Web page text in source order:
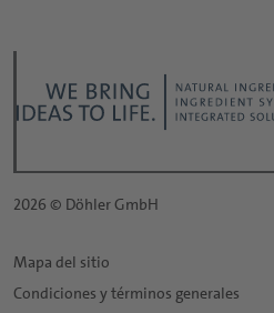
Muchas gracias por su consulta.
2026 © Döhler GmbH
Mapa del sitio
Condiciones y términos generales